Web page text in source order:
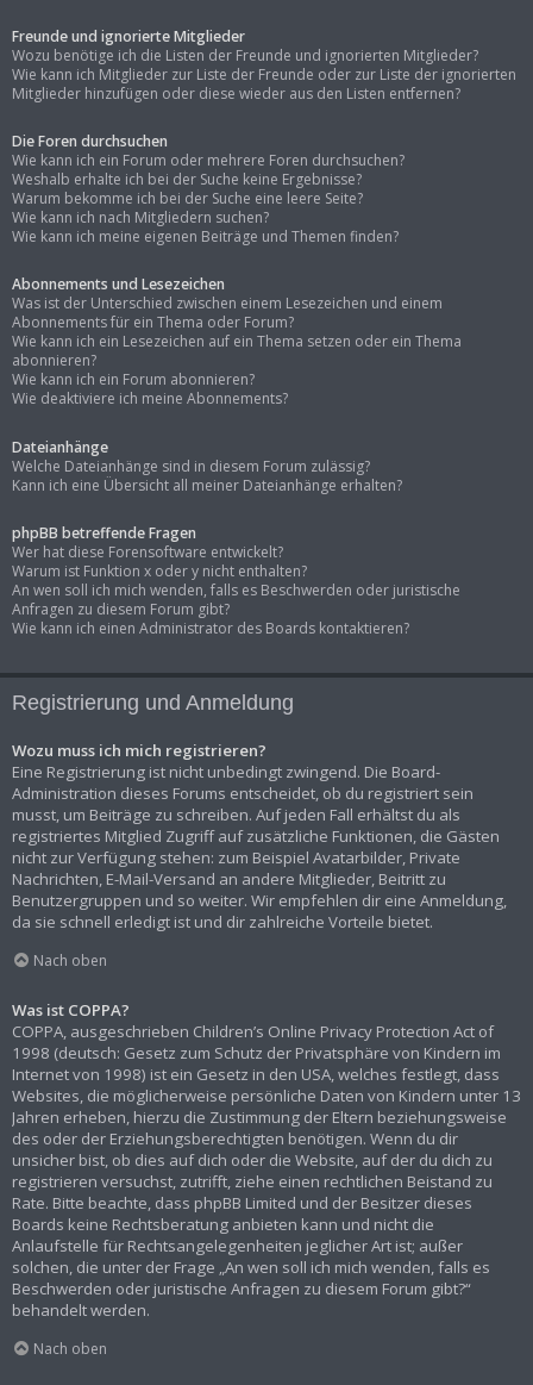
Freunde und ignorierte Mitglieder
Wozu benötige ich die Listen der Freunde und ignorierten Mitglieder?
Wie kann ich Mitglieder zur Liste der Freunde oder zur Liste der ignorierten
Mitglieder hinzufügen oder diese wieder aus den Listen entfernen?
Die Foren durchsuchen
Wie kann ich ein Forum oder mehrere Foren durchsuchen?
Weshalb erhalte ich bei der Suche keine Ergebnisse?
Warum bekomme ich bei der Suche eine leere Seite?
Wie kann ich nach Mitgliedern suchen?
Wie kann ich meine eigenen Beiträge und Themen finden?
Abonnements und Lesezeichen
Was ist der Unterschied zwischen einem Lesezeichen und einem
Abonnements für ein Thema oder Forum?
Wie kann ich ein Lesezeichen auf ein Thema setzen oder ein Thema
abonnieren?
Wie kann ich ein Forum abonnieren?
Wie deaktiviere ich meine Abonnements?
Dateianhänge
Welche Dateianhänge sind in diesem Forum zulässig?
Kann ich eine Übersicht all meiner Dateianhänge erhalten?
phpBB betreffende Fragen
Wer hat diese Forensoftware entwickelt?
Warum ist Funktion x oder y nicht enthalten?
An wen soll ich mich wenden, falls es Beschwerden oder juristische
Anfragen zu diesem Forum gibt?
Wie kann ich einen Administrator des Boards kontaktieren?
Registrierung und Anmeldung
Wozu muss ich mich registrieren?
Eine Registrierung ist nicht unbedingt zwingend. Die Board-
Administration dieses Forums entscheidet, ob du registriert sein
musst, um Beiträge zu schreiben. Auf jeden Fall erhältst du als
registriertes Mitglied Zugriff auf zusätzliche Funktionen, die Gästen
nicht zur Verfügung stehen: zum Beispiel Avatarbilder, Private
Nachrichten, E-Mail-Versand an andere Mitglieder, Beitritt zu
Benutzergruppen und so weiter. Wir empfehlen dir eine Anmeldung,
da sie schnell erledigt ist und dir zahlreiche Vorteile bietet.
Nach oben
Was ist COPPA?
COPPA, ausgeschrieben Children’s Online Privacy Protection Act of
1998 (deutsch: Gesetz zum Schutz der Privatsphäre von Kindern im
Internet von 1998) ist ein Gesetz in den USA, welches festlegt, dass
Websites, die möglicherweise persönliche Daten von Kindern unter 13
Jahren erheben, hierzu die Zustimmung der Eltern beziehungsweise
des oder der Erziehungsberechtigten benötigen. Wenn du dir
unsicher bist, ob dies auf dich oder die Website, auf der du dich zu
registrieren versuchst, zutrifft, ziehe einen rechtlichen Beistand zu
Rate. Bitte beachte, dass phpBB Limited und der Besitzer dieses
Boards keine Rechtsberatung anbieten kann und nicht die
Anlaufstelle für Rechtsangelegenheiten jeglicher Art ist; außer
solchen, die unter der Frage „An wen soll ich mich wenden, falls es
Beschwerden oder juristische Anfragen zu diesem Forum gibt?“
behandelt werden.
Nach oben